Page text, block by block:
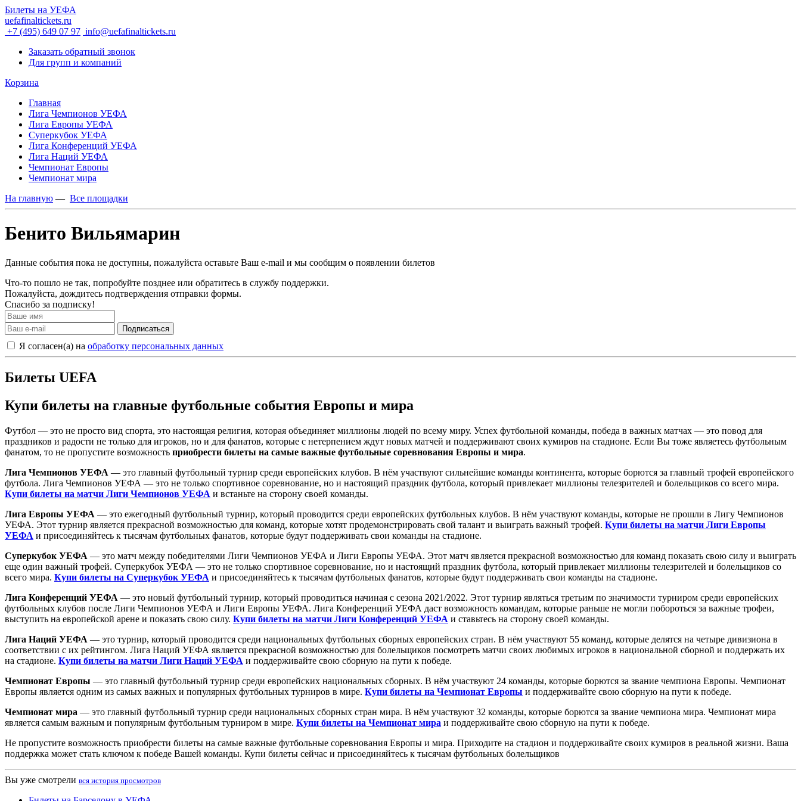
Билеты на УЕФА
uefafinaltickets.ru
+7 (495) 649 07 97 info@uefafinaltickets.ru
Заказать обратный звонок
Для групп и компаний
Корзина
Главная
Лига Чемпионов УЕФА
Лига Европы УЕФА
Суперкубок УЕФА
Лига Конференций УЕФА
Лига Наций УЕФА
Чемпионат Европы
Чемпионат мира
На главную — Все площадки
Бенито Вильямарин
Данные события пока не доступны, пожалуйста оставьте Ваш e-mail и мы сообщим о появлении билетов
Что-то пошло не так, попробуйте позднее или обратитесь в службу поддержки.
Пожалуйста, дождитесь подтверждения отправки формы.
Спасибо за подписку!
Подписаться
Я согласен(а) на обработку персональных данных
Билеты UEFA
Купи билеты на главные футбольные события Европы и мира
Футбол — это не просто вид спорта, это настоящая религия, которая объединяет миллионы людей по всему миру. Успех футбольной команды, победа в важных матчах — это повод для
праздников и радости не только для игроков, но и для фанатов, которые с нетерпением ждут новых матчей и поддерживают своих кумиров на стадионе. Если Вы тоже являетесь футбольным
фанатом, то не пропустите возможность приобрести билеты на самые важные футбольные соревнования Европы и мира.
Лига Чемпионов УЕФА — это главный футбольный турнир среди европейских клубов. В нём участвуют сильнейшие команды континента, которые борются за главный трофей европейского
футбола. Лига Чемпионов УЕФА — это не только спортивное соревнование, но и настоящий праздник футбола, который привлекает миллионы телезрителей и болельщиков со всего мира.
Купи билеты на матчи Лиги Чемпионов УЕФА и встаньте на сторону своей команды.
Лига Европы УЕФА — это ежегодный футбольный турнир, который проводится среди европейских футбольных клубов. В нём участвуют команды, которые не прошли в Лигу Чемпионов
УЕФА. Этот турнир является прекрасной возможностью для команд, которые хотят продемонстрировать свой талант и выиграть важный трофей. Купи билеты на матчи Лиги Европы
УЕФА и присоединяйтесь к тысячам футбольных фанатов, которые будут поддерживать свои команды на стадионе.
Суперкубок УЕФА — это матч между победителями Лиги Чемпионов УЕФА и Лиги Европы УЕФА. Этот матч является прекрасной возможностью для команд показать свою силу и выиграть
еще один важный трофей. Суперкубок УЕФА — это не только спортивное соревнование, но и настоящий праздник футбола, который привлекает миллионы телезрителей и болельщиков со
всего мира. Купи билеты на Суперкубок УЕФА и присоединяйтесь к тысячам футбольных фанатов, которые будут поддерживать свои команды на стадионе.
Лига Конференций УЕФА — это новый футбольный турнир, который проводиться начиная с сезона 2021/2022. Этот турнир являться третьим по значимости турниром среди европейских
футбольных клубов после Лиги Чемпионов УЕФА и Лиги Европы УЕФА. Лига Конференций УЕФА даст возможность командам, которые раньше не могли побороться за важные трофеи,
выступить на европейской арене и показать свою силу. Купи билеты на матчи Лиги Конференций УЕФА и ставьтесь на сторону своей команды.
Лига Наций УЕФА — это турнир, который проводится среди национальных футбольных сборных европейских стран. В нём участвуют 55 команд, которые делятся на четыре дивизиона в
соответствии с их рейтингом. Лига Наций УЕФА является прекрасной возможностью для болельщиков посмотреть матчи своих любимых игроков в национальной сборной и поддержать их
на стадионе. Купи билеты на матчи Лиги Наций УЕФА и поддерживайте свою сборную на пути к победе.
Чемпионат Европы — это главный футбольный турнир среди европейских национальных сборных. В нём участвуют 24 команды, которые борются за звание чемпиона Европы. Чемпионат
Европы является одним из самых важных и популярных футбольных турниров в мире. Купи билеты на Чемпионат Европы и поддерживайте свою сборную на пути к победе.
Чемпионат мира — это главный футбольный турнир среди национальных сборных стран мира. В нём участвуют 32 команды, которые борются за звание чемпиона мира. Чемпионат мира
является самым важным и популярным футбольным турниром в мире. Купи билеты на Чемпионат мира и поддерживайте свою сборную на пути к победе.
Не пропустите возможность приобрести билеты на самые важные футбольные соревнования Европы и мира. Приходите на стадион и поддерживайте своих кумиров в реальной жизни. Ваша
поддержка может стать ключом к победе Вашей команды. Купи билеты сейчас и присоединяйтесь к тысячам футбольных болельщиков
Вы уже смотрели вся история просмотров